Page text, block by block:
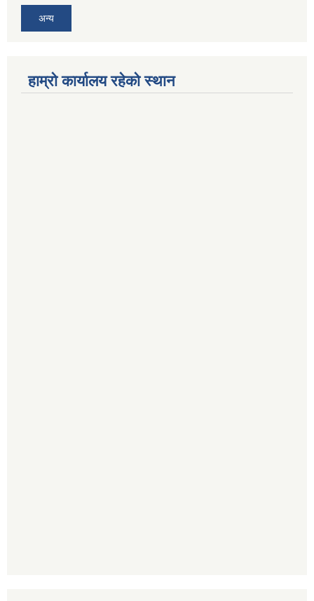
अन्य
हाम्रो कार्यालय रहेको स्थान